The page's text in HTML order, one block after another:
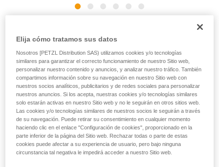
Bolsa para magnesio para colocar en el suelo para
practicar bloque
La SAKAB es una bolsa para magnesio para colocar en el
suelo para la práctica del bloque. Su construcción
semirrígida le proporciona una excelente estabilidad y su
gran abertura permite acceder al magnesio con los dos
manos. El cierre magnético, y después por enrollado,
permite guardar el magnesio en el interior de la bolsa. Está
provista de dos asas para facilitar el transporte y
engancharla a la altura de las manos. Es práctica y dispone
Elija cómo tratamos sus datos
Nosotros [PETZL Distribution SAS) utilizamos cookies y/o tecnologías
similares para garantizar el correcto funcionamiento de nuestro Sitio web,
personalizar nuestro contenido y anuncios, y analizar nuestro tráfico. También
compartimos información sobre su navegación en nuestro Sitio web con
nuestros socios analíticos, publicitarios y de redes sociales para personalizar
nuestros anuncios. Si los acepta, nuestras cookies y/o tecnologías similares
solo estarán activas en nuestro Sitio web y no le seguirán en otros sitios web.
Las cookies y/o tecnologías similares de nuestros socios le seguirán a través
de su navegación. Puede retirar su consentimiento en cualquier momento
haciendo clic en el enlace "Configuración de cookies", proporcionado en la
parte inferior de la página del Sitio web. Rechazar todas o parte de estas
cookies puede afectar a su experiencia de usuario, pero bajo ninguna
circunstancia tal negativa le impedirá acceder a nuestro Sitio web.